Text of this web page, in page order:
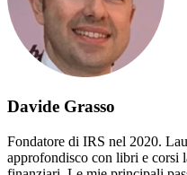
Davide Grasso
Fondatore di IRS nel 2020.
approfondisco con libri e corsi